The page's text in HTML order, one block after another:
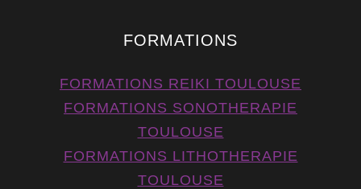
FORMATIONS
FORMATIONS REIKI TOULOUSE
FORMATIONS SONOTHERAPIE
TOULOUSE
FORMATIONS LITHOTHERAPIE
TOULOUSE